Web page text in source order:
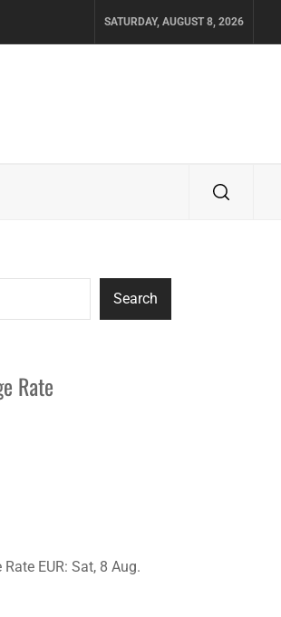
SATURDAY, AUGUST 8, 2026
Search
Rate
Rate EUR: Sat, 8 Aug.